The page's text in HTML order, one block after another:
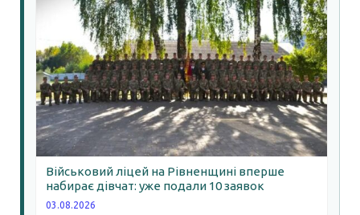
Військовий ліцей на Рівненщині вперше
набирає дівчат: уже подали 10 заявок
03.08.2026